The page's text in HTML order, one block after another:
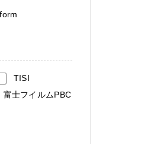
TISI
富士フイルムPBC